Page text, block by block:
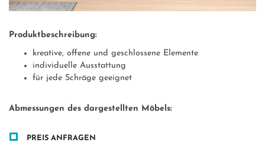
Produktbeschreibung:
kreative, offene und geschlossene Elemente
individuelle Ausstattung
für jede Schräge geeignet
Abmessungen des dargestellten Möbels:
PREIS ANFRAGEN